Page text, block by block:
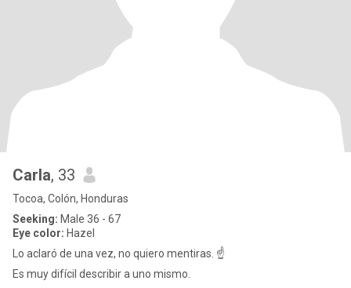
Carla, 33
Tocoa, Colón, Honduras
Seeking: Male 36 - 67
Eye color: Hazel
Lo aclaró de una vez, no quiero mentiras. ☝
Es muy difícil describir a uno mismo.